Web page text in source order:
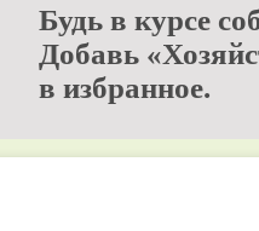
Будь в курсе
Добавь
в избранное.